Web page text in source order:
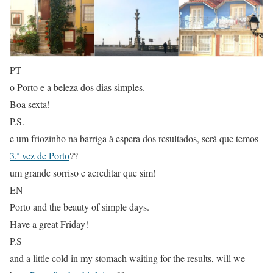
PT
o Porto e a beleza dos dias simples.
Boa sexta!
P.S.
e um friozinho na barriga à espera dos resultados, será que temos
3.ª vez de Porto??
um grande sorriso e acreditar que sim!
EN
Porto and the beauty of simple days.
Have a great Friday!
P.S
and a little cold in my stomach waiting for the results, will we